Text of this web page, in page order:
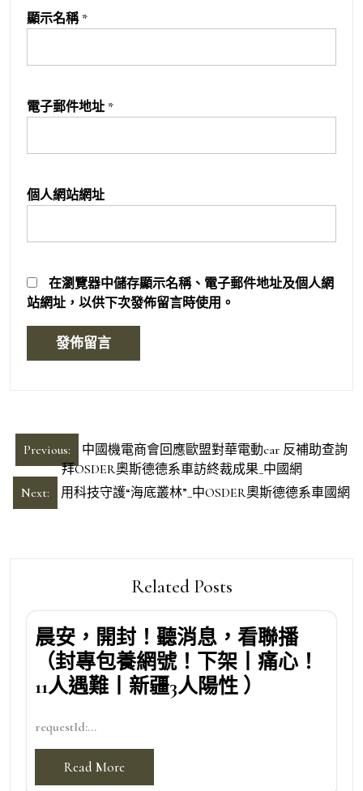
顯示名稱 *
電子郵件地址 *
個人網站網址
在瀏覽器中儲存顯示名稱、電子郵件地址及個人網
站網址，以供下次發佈留言時使用。
文
章
導
Previous:
中國機電商會回應歐盟對華電動car 反補助查詢
拜OSDER奧斯德德系車訪終裁成果_中國網
Next:
用科技守護“海底叢林”_中OSDER奧斯德德系車國網
Related Posts
晨安，開封！聽消息，看聯播
（封專包養網號！下架丨痛心！
11人遇難丨新疆3人陽性 ）
requestId:...
Read More